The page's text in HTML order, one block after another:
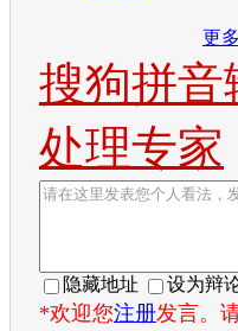
更
搜狗拼音
处理专家
隐藏地址 设为辩
*欢迎您注册发言。